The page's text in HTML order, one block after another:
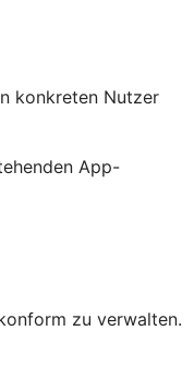
konkreten Nutzer
App-
zu verwalten.